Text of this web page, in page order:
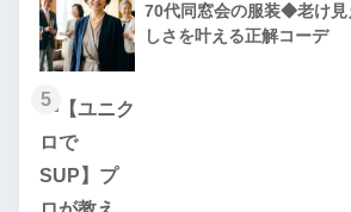
70代同窓会の服装◆老け見
しさを叶える正解コーデ
5